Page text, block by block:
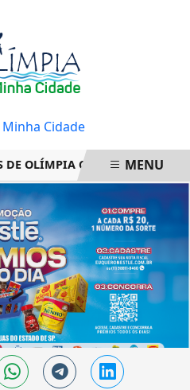
COMPLETO – PRONTO
MENU